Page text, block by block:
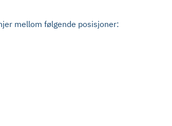
mellom følgende posisjoner: